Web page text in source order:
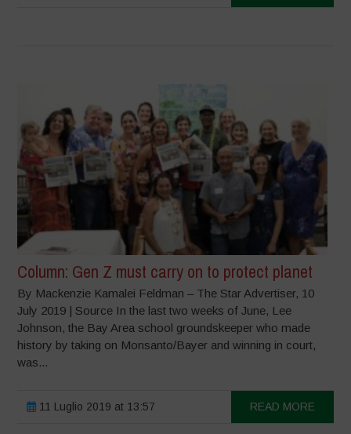
Column: Gen Z must carry on to protect planet
By Mackenzie Kamalei Feldman – The Star Advertiser, 10
July 2019 | Source In the last two weeks of June, Lee
Johnson, the Bay Area school groundskeeper who made
history by taking on Monsanto/Bayer and winning in court,
was...
11 Luglio 2019 at 13:57 READ MORE